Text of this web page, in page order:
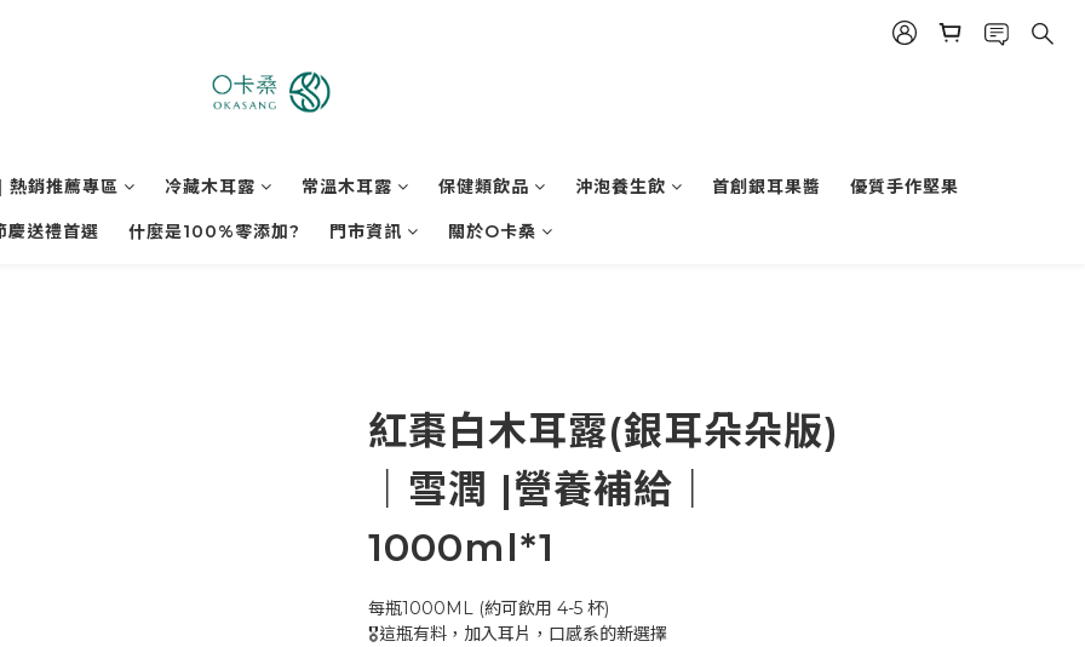
熱銷推薦專區 冷藏木耳露 常溫木耳露 保健類飲品 沖泡養生飲 首創銀耳果醬 優質手作堅果
慶送禮首選 什麼是100%零添加? 門市資訊 關於O卡桑
紅棗白木耳露(銀耳朵朵版)
｜雪潤 |營養補給｜
1000ml*1
每瓶1000ML (約可飲用 4-5 杯)
🎖️這瓶有料，加入耳片，口感系的新選擇